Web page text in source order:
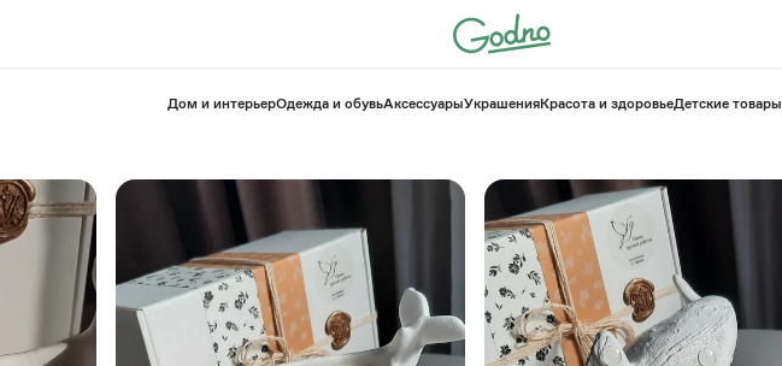
⁠Дом и интерьерОдежда и обувьАксессуарыУкрашенияКрасота и здоровье⁠Детские товары